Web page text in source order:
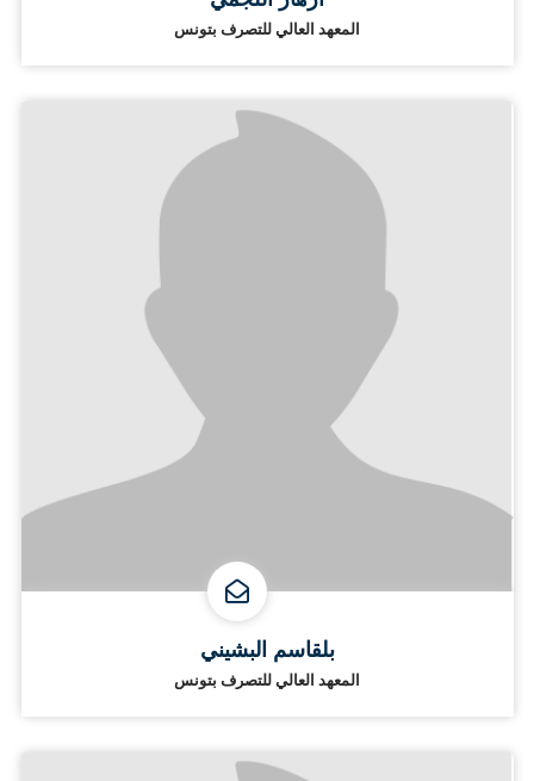
المعهد العالي للتصرف بتونس
بلقاسم البشيني
المعهد العالي للتصرف بتونس